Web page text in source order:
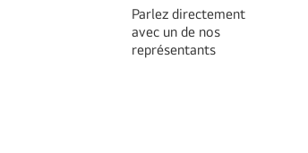
Parlez directement
avec un de nos
représentants